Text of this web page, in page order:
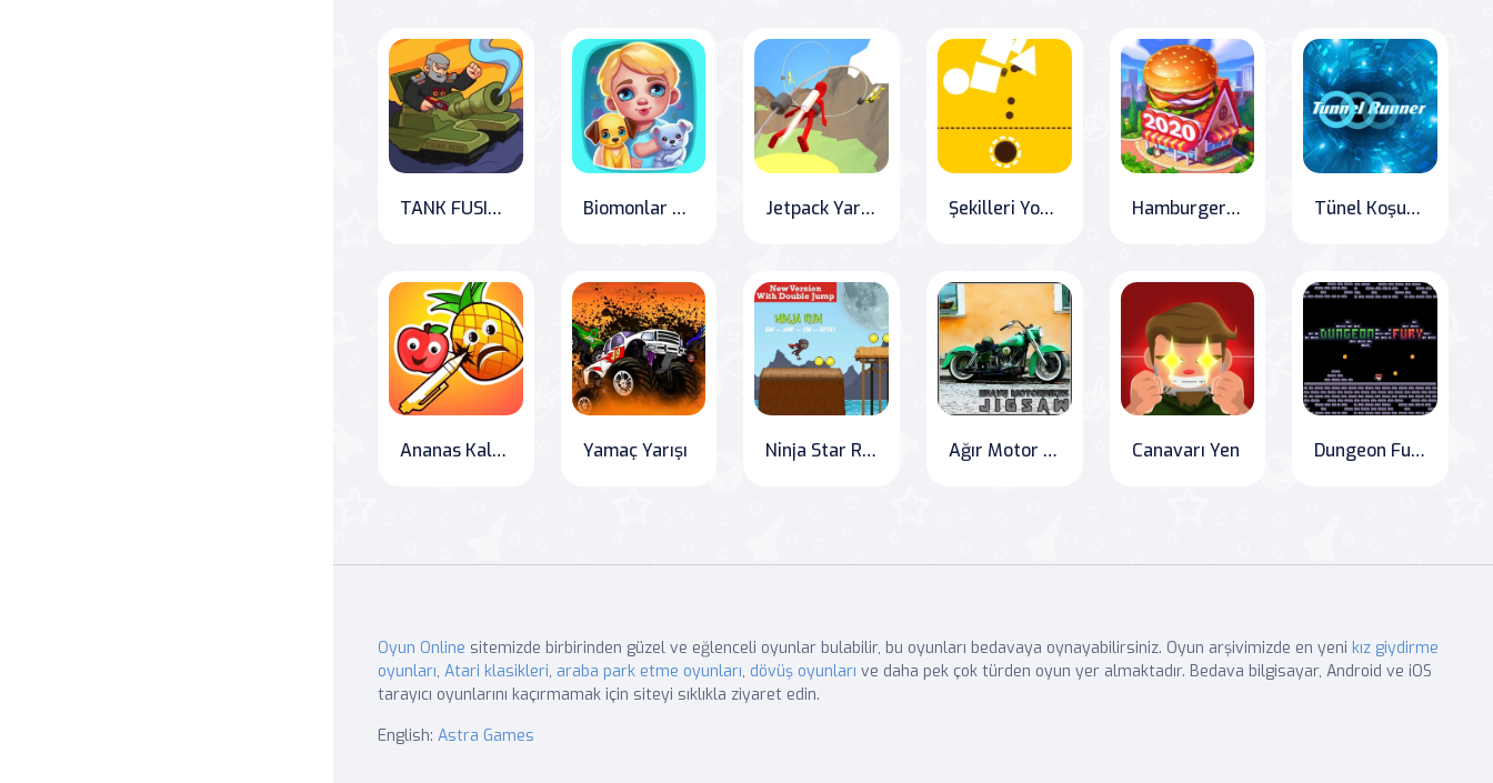
TANK FUSION: Defender of Earth Biomonlar Marketi Jetpack Yarış Koşusu Şekilleri Yok Et Hamburger 2020 Tünel Koşucusu
Ananas Kalemi Deluxe Yamaç Yarışı Ninja Star Runner: Double Jump Master Ağır Motor Bisikletleri Bulmaca Canavarı Yen Dungeon Fury
Oyun Online sitemizde birbirinden güzel ve eğlenceli oyunlar bulabilir, bu oyunları bedavaya oynayabilirsiniz. Oyun arşivimizde en yeni kız giydirme
oyunları, Atari klasikleri, araba park etme oyunları, dövüş oyunları ve daha pek çok türden oyun yer almaktadır. Bedava bilgisayar, Android ve iOS
tarayıcı oyunlarını kaçırmamak için siteyi sıklıkla ziyaret edin.
English: Astra Games